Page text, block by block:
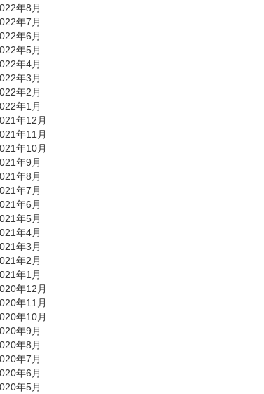
年8月
年7月
年6月
年5月
年4月
年3月
年2月
年1月
年12月
年11月
年10月
年9月
年8月
年7月
年6月
年5月
年4月
年3月
年2月
年1月
年12月
年11月
年10月
年9月
年8月
年7月
年6月
年5月